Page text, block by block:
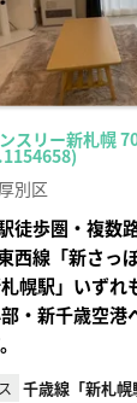
スリー新札幌
別区
徒歩圏・複数
西線「新さっ
幌駅」いずれ
・新千歳空港
千歳線「新札